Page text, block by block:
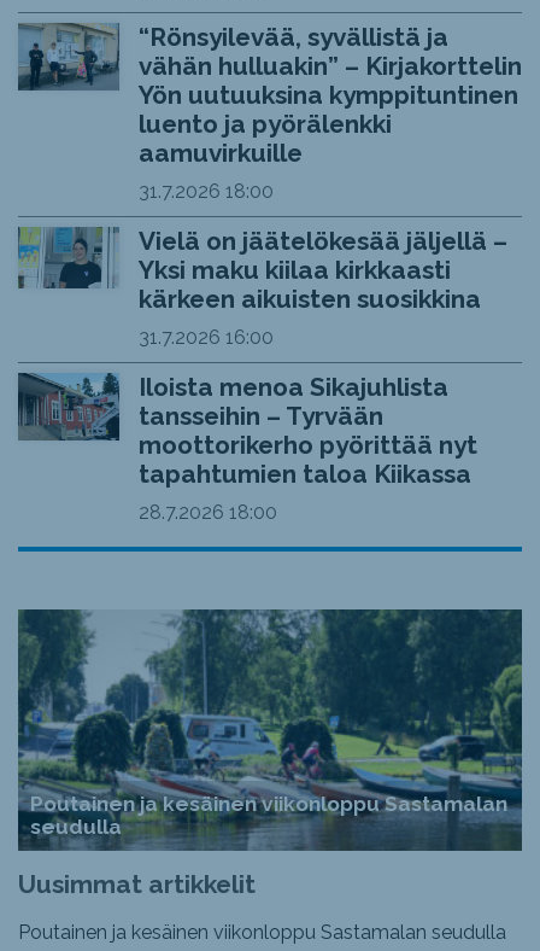
“Rönsyilevää, syvällistä ja
vähän hulluakin” – Kirjakorttelin
Yön uutuuksina kymppituntinen
luento ja pyörälenkki
aamuvirkuille
31.7.2026 18:00
Vielä on jäätelökesää jäljellä –
Yksi maku kiilaa kirkkaasti
kärkeen aikuisten suosikkina
31.7.2026 16:00
Iloista menoa Sikajuhlista
tansseihin – Tyrvään
moottorikerho pyörittää nyt
tapahtumien taloa Kiikassa
28.7.2026 18:00
Poutainen ja kesäinen viikonloppu Sastamalan
seudulla
Uusimmat artikkelit
Poutainen ja kesäinen viikonloppu Sastamalan seudulla